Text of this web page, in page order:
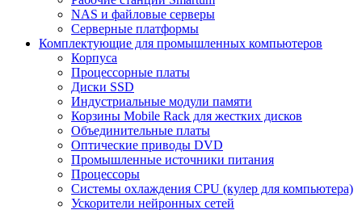
NAS и файловые серверы
Серверные платформы
Комплектующие для промышленных компьютеров
Корпуса
Процессорные платы
Диски SSD
Индустриальные модули памяти
Корзины Mobile Rack для жестких дисков
Объединительные платы
Оптические приводы DVD
Промышленные источники питания
Процессоры
Системы охлаждения CPU (кулер для компьютера)
Ускорители нейронных сетей